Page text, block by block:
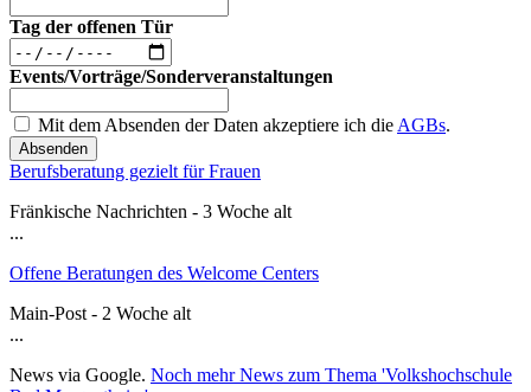
Tag der offenen Tür
Events/Vorträge/Sonderveranstaltungen
Mit dem Absenden der Daten akzeptiere ich die AGBs.
Absenden
Berufsberatung gezielt für Frauen
Fränkische Nachrichten - 3 Woche alt
...
Offene Beratungen des Welcome Centers
Main-Post - 2 Woche alt
...
News via Google. Noch mehr News zum Thema 'Volkshochschule